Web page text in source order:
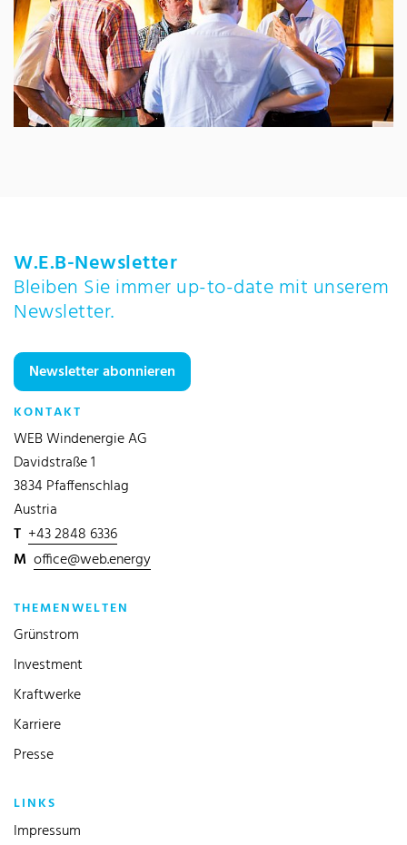
W.E.B-Newsletter
Bleiben Sie immer up-to-date mit unserem
Newsletter.
Newsletter abonnieren
KONTAKT
WEB Windenergie AG
Davidstraße 1
3834 Pfaffenschlag
Austria
T +43 2848 6336
M office@web.energy
THEMENWELTEN
Grünstrom
Investment
Kraftwerke
Karriere
Presse
LINKS
Impressum